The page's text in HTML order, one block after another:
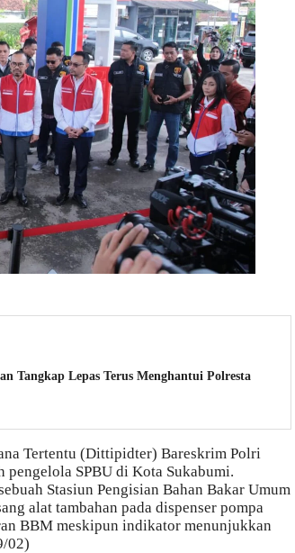
Tangkap Lepas Terus Menghantui Polresta
Tertentu (Dittipidter) Bareskrim Polri
SPBU di Kota Sukabumi.
Stasiun Pengisian Bahan Bakar Umum
alat tambahan pada dispenser pompa
BBM meskipun indikator menunjukkan
02)